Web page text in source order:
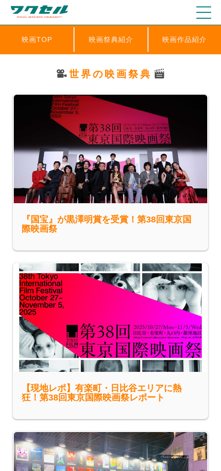
映画TOP 映画祭典紹介 映画作品紹介
世界の映画祭典
『国宝』が黒澤明賞を受賞！第38回東京国
際映画祭
【現地レポ】有楽町・日比谷エリアに熱
狂！第38回東京国際映画祭レポート